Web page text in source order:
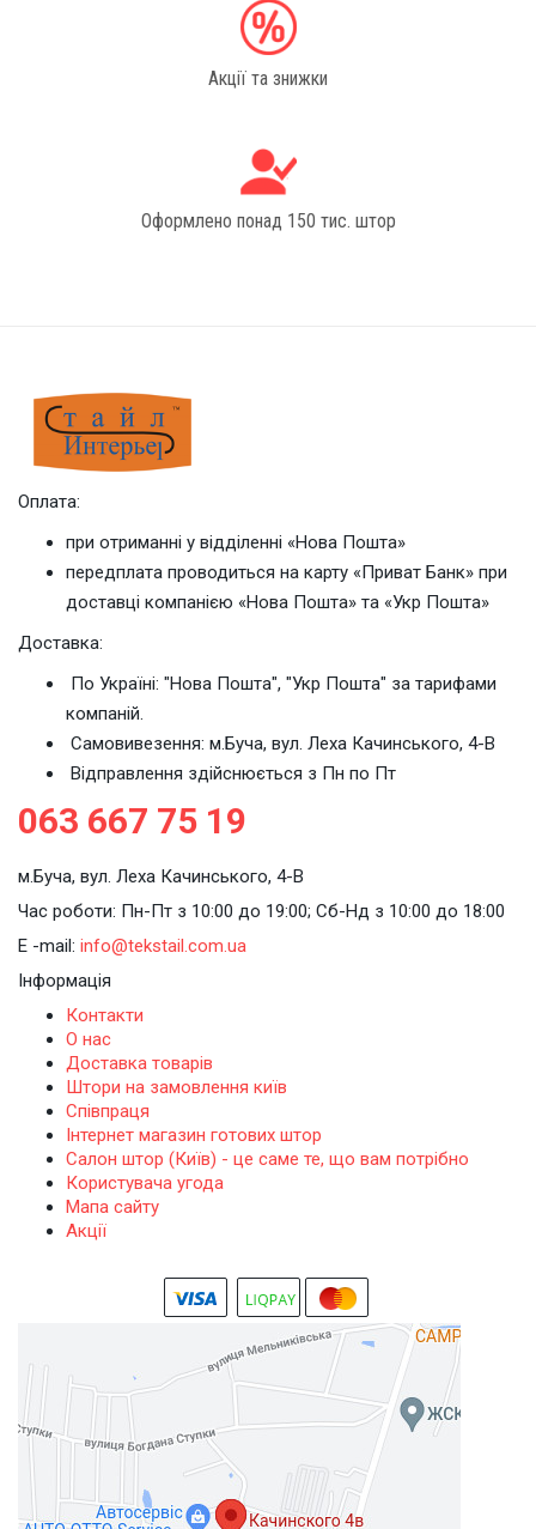
Акції та знижки
Оформлено понад 150 тис. штор
Оплата:
при отриманні у відділенні «Нова Пошта»
передплата проводиться на карту «Приват Банк» при
доставці компанією «Нова Пошта» та «Укр Пошта»
Доставка:
По Україні: "Нова Пошта", "Укр Пошта" за тарифами
компаній.
Cамовивезення: м.Буча, вул. Леха Качинського, 4-В
Відправлення здійснюється з Пн по Пт
063 667 75 19
м.Буча, вул. Леха Качинського, 4-В
Час роботи: Пн-Пт з 10:00 до 19:00; Сб-Нд з 10:00 до 18:00
E -mail: info@tekstail.com.ua
Інформація
Контакти
О нас
Доставка товарів
Штори на замовлення київ
Співпраця
Інтернет магазин готових штор
Салон штор (Київ) - це саме те, що вам потрібно
Користувача угода
Мапа сайту
Акції